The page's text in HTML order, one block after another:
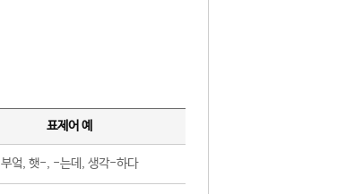
표제어 예
부엌, 햇-, -는데, 생각-하다